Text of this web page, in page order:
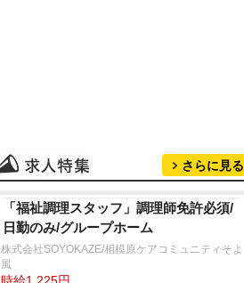
さらに見る
「福祉調理スタッフ」調理師免許必須/
日勤のみ/グループホーム
株式会社SOYOKAZE/相模原ケアコミュニティそよ
風